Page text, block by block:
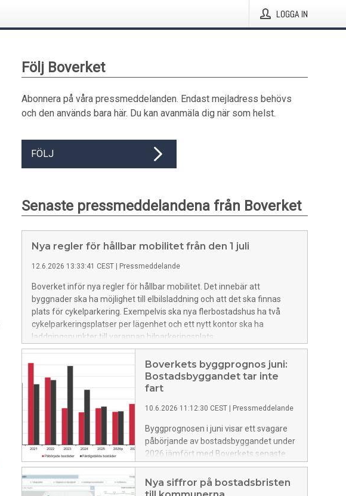
LOGGA IN
Följ Boverket
Abonnera på våra pressmeddelanden. Endast mejladress behövs
och den används bara här. Du kan avanmäla dig när som helst.
FÖLJ
Senaste pressmeddelandena från Boverket
Nya regler för hållbar mobilitet från den 1 juli
12.6.2026 13:33:41 CEST Pressmeddelande
Boverket inför nya regler för hållbar mobilitet. Det innebär att
byggnader ska ha möjlighet till elbilsladdning och att det ska finnas
plats för cykelparkering. Exempelvis ska nya flerbostadshus ha två
cykelparkeringsplatser per lägenhet och ett nytt kontor ska ha
laddningspunkter till varannan bilparkeringsplats.
Boverkets byggprognos juni:
Bostadsbyggandet tar inte
fart
10.6.2026 11:12:30 CEST Pressmeddelande
Byggprognosen i juni visar ett svagare
påbörjande av bostadsbyggandet under
2026 jämfört med Boverkets senaste
byggprognos (mars 2026). Samtidigt får
vi signaler från branschen om att
marknadsförutsättningar förbättrats,
Nya siffror på bostadsbristen